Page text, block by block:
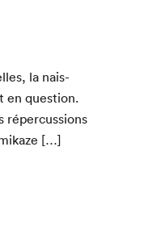
la nais­
en ques­tion.
réper­cus­sions
[…]